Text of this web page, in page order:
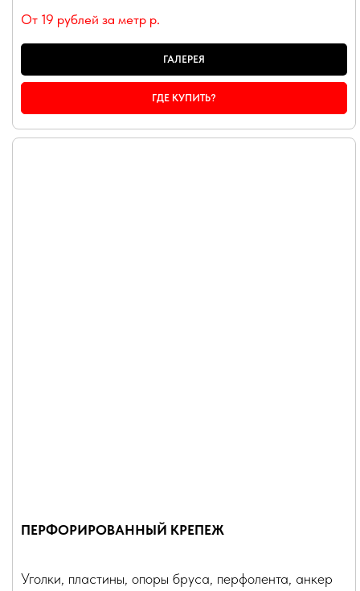
От 19 рублей за метр р.
ГАЛЕРЕЯ
ГДЕ КУПИТЬ?
ПЕРФОРИРОВАННЫЙ КРЕПЕЖ
Уголки, пластины, опоры бруса, перфолента, анкер